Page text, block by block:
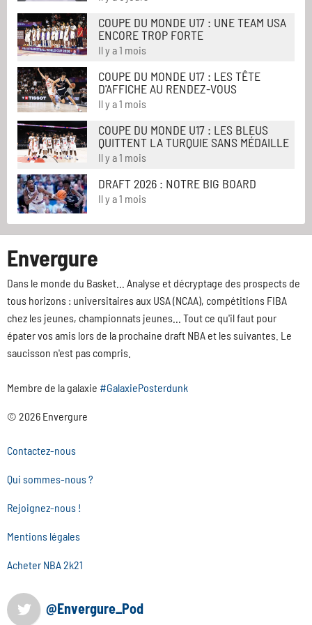
COUPE DU MONDE U17 : UNE TEAM USA
ENCORE TROP FORTE
Il y a 1 mois
COUPE DU MONDE U17 : LES TÊTE
D'AFFICHE AU RENDEZ-VOUS
Il y a 1 mois
COUPE DU MONDE U17 : LES BLEUS
QUITTENT LA TURQUIE SANS MÉDAILLE
Il y a 1 mois
DRAFT 2026 : NOTRE BIG BOARD
Il y a 1 mois
Envergure
Dans le monde du Basket... Analyse et décryptage des prospects de
tous horizons : universitaires aux USA (NCAA), compétitions FIBA
chez les jeunes, championnats jeunes... Tout ce qu'il faut pour
épater vos amis lors de la prochaine draft NBA et les suivantes. Le
saucisson n'est pas compris.
Membre de la galaxie #GalaxiePosterdunk
© 2026 Envergure
Contactez-nous
Qui sommes-nous ?
Rejoignez-nous !
Mentions légales
Acheter NBA 2k21
@Envergure_Pod